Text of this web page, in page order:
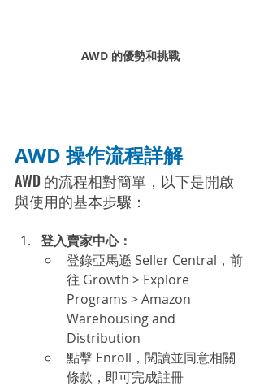
AWD 的優勢和挑戰
AWD 操作流程詳解
AWD 的流程相對簡單，以下是開啟
與使用的基本步驟：
登入賣家中心：
登錄亞馬遜 Seller Central，前
往 Growth > Explore
Programs > Amazon
Warehousing and
Distribution
點擊 Enroll，閱讀並同意相關
條款，即可完成註冊